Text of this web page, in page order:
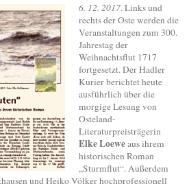
6. 12. 2017. Links und
rechts der Oste werden die
Veranstaltungen zum 300.
Jahrestag der
Weihnachtsflut 1717
fortgesetzt. Der Hadler
Kurier berichtet heute
ausführlich über die
morgige Lesung von
Osteland-
Literaturpreisträgerin
Elke Loeweaus ihrem
historischen Roman
„Sturmflut“. Außerdem
und Heiko Völker hochprofessionell